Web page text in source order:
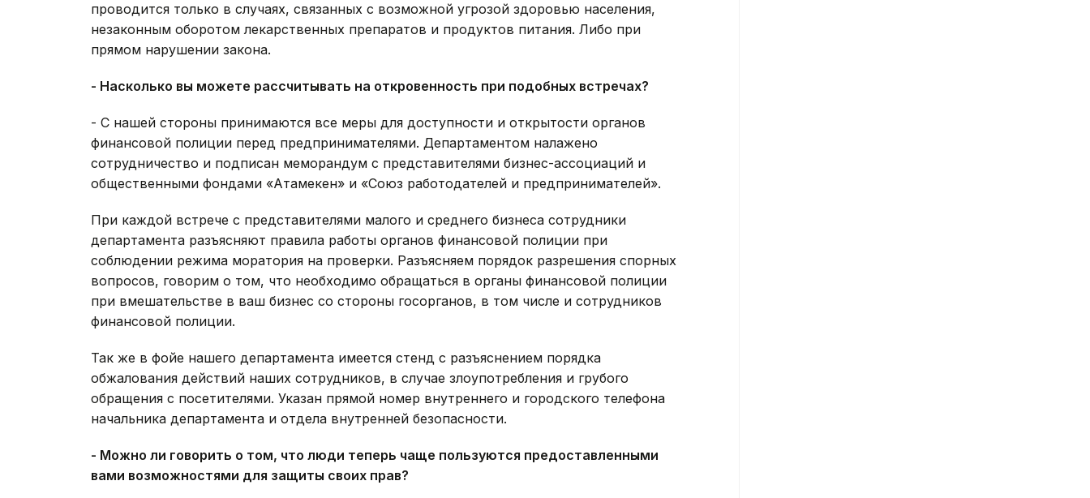
проводится только в случаях, связанных с возможной угрозой здоровью населения,
незаконным оборотом лекарственных препаратов и продуктов питания. Либо при
прямом нарушении закона.
- Насколько вы можете рассчитывать на откровенность при подобных встречах?
- С нашей стороны принимаются все меры для доступности и открытости органов
финансовой полиции перед предпринимателями. Департаментом налажено
сотрудничество и подписан меморандум с представителями бизнес-ассоциаций и
общественными фондами «Атамекен» и «Союз работодателей и предпринимателей».
При каждой встрече с представителями малого и среднего бизнеса сотрудники
департамента разъясняют правила работы органов финансовой полиции при
соблюдении режима моратория на проверки. Разъясняем порядок разрешения спорных
вопросов, говорим о том, что необходимо обращаться в органы финансовой полиции
при вмешательстве в ваш бизнес со стороны госорганов, в том числе и сотрудников
финансовой полиции.
Так же в фойе нашего департамента имеется стенд с разъяснением порядка
обжалования действий наших сотрудников, в случае злоупотребления и грубого
обращения с посетителями. Указан прямой номер внутреннего и городского телефона
начальника департамента и отдела внутренней безопасности.
- Можно ли говорить о том, что люди теперь чаще пользуются предоставленными
вами возможностями для защиты своих прав?